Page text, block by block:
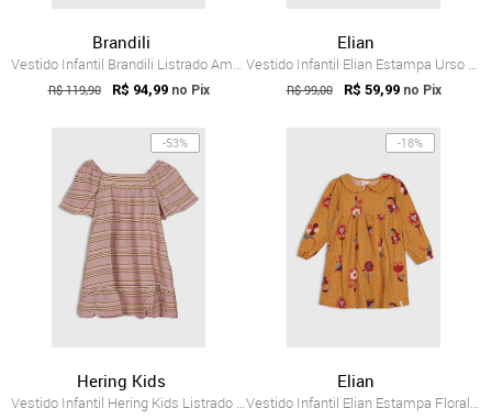
Brandili
Vestido Infantil Brandili Listrado Amarelo
R$ 119,90 R$ 94,99 no Pix
Elian
Vestido Infantil Elian Estampa Urso e Flores Rosa
R$ 99,00 R$ 59,99 no Pix
-53%
Hering Kids
Vestido Infantil Hering Kids Listrado Rosa
-18%
Elian
Vestido Infantil Elian Estampa Floral Amarelo